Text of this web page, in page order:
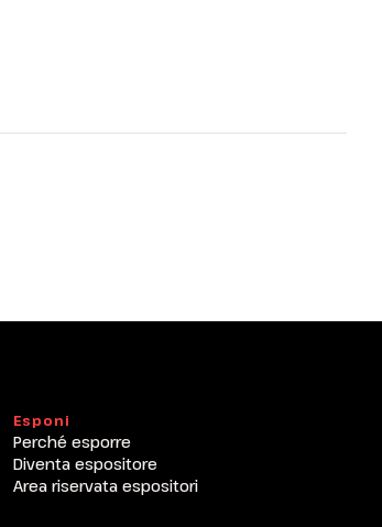
Esponi
Perché esporre
Diventa espositore
Area riservata espositori